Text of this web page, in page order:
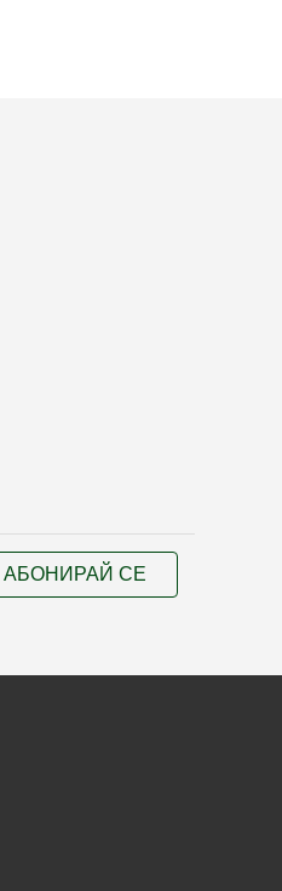
АБОНИРАЙ СЕ